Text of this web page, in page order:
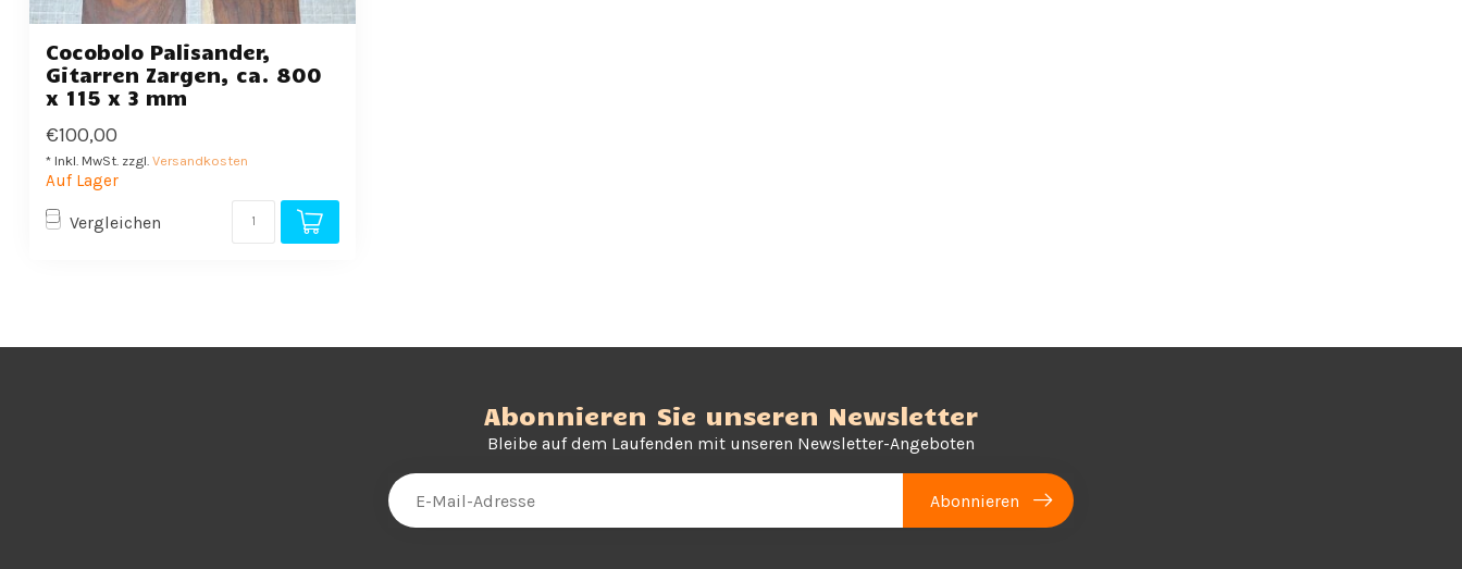
Cocobolo Palisander,
Gitarren Zargen, ca. 800
x 115 x 3 mm
€100,00
* Inkl. MwSt. zzgl. Versandkosten
Auf Lager
Vergleichen
Abonnieren Sie unseren Newsletter
Bleibe auf dem Laufenden mit unseren Newsletter-Angeboten
Abonnieren